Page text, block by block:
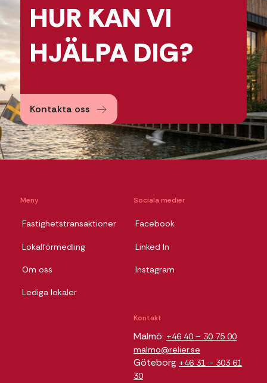
HUR KAN VI
HJÄLPADIG?
Kontakta oss
Meny
Fastighetstransaktioner
Lokalförmedling
Om oss
Lediga lokaler
Sociala medier
Facebook
Linked In
Instagram
Kontakt
Malmö: +46 40 – 30 75 00
malmo@relier.se
Göteborg +46 31 – 303 61
30